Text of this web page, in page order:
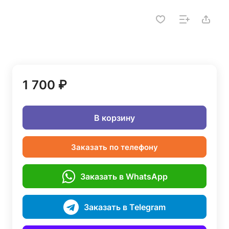
1 700 ₽
В корзину
Заказать по телефону
Заказать в WhatsApp
Заказать в Telegram